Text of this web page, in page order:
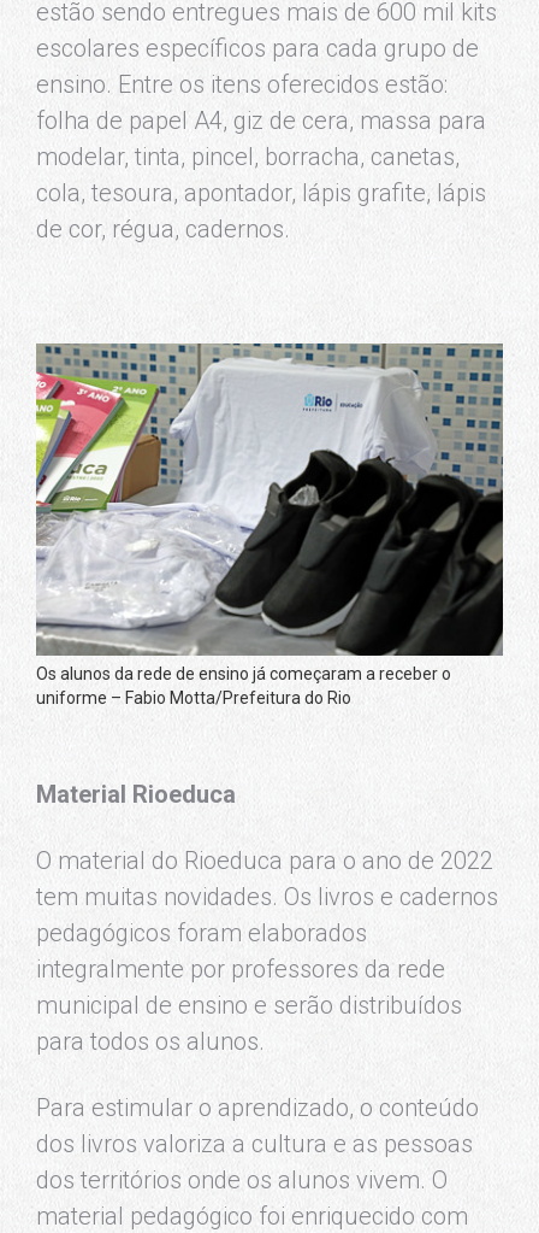
estão sendo entregues mais de 600 mil kits
escolares específicos para cada grupo de
ensino. Entre os itens oferecidos estão:
folha de papel A4, giz de cera, massa para
modelar, tinta, pincel, borracha, canetas,
cola, tesoura, apontador, lápis grafite, lápis
de cor, régua, cadernos.
Os alunos da rede de ensino já começaram a receber o
uniforme – Fabio Motta/Prefeitura do Rio
Material Rioeduca
O material do Rioeduca para o ano de 2022
tem muitas novidades. Os livros e cadernos
pedagógicos foram elaborados
integralmente por professores da rede
municipal de ensino e serão distribuídos
para todos os alunos.
Para estimular o aprendizado, o conteúdo
dos livros valoriza a cultura e as pessoas
dos territórios onde os alunos vivem. O
material pedagógico foi enriquecido com